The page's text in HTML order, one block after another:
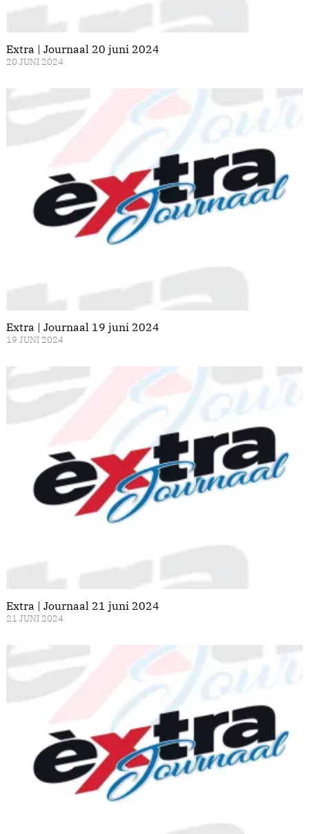
Extra | Journaal 20 juni 2024
20 JUNI 2024
Extra | Journaal 19 juni 2024
19 JUNI 2024
Extra | Journaal 21 juni 2024
21 JUNI 2024